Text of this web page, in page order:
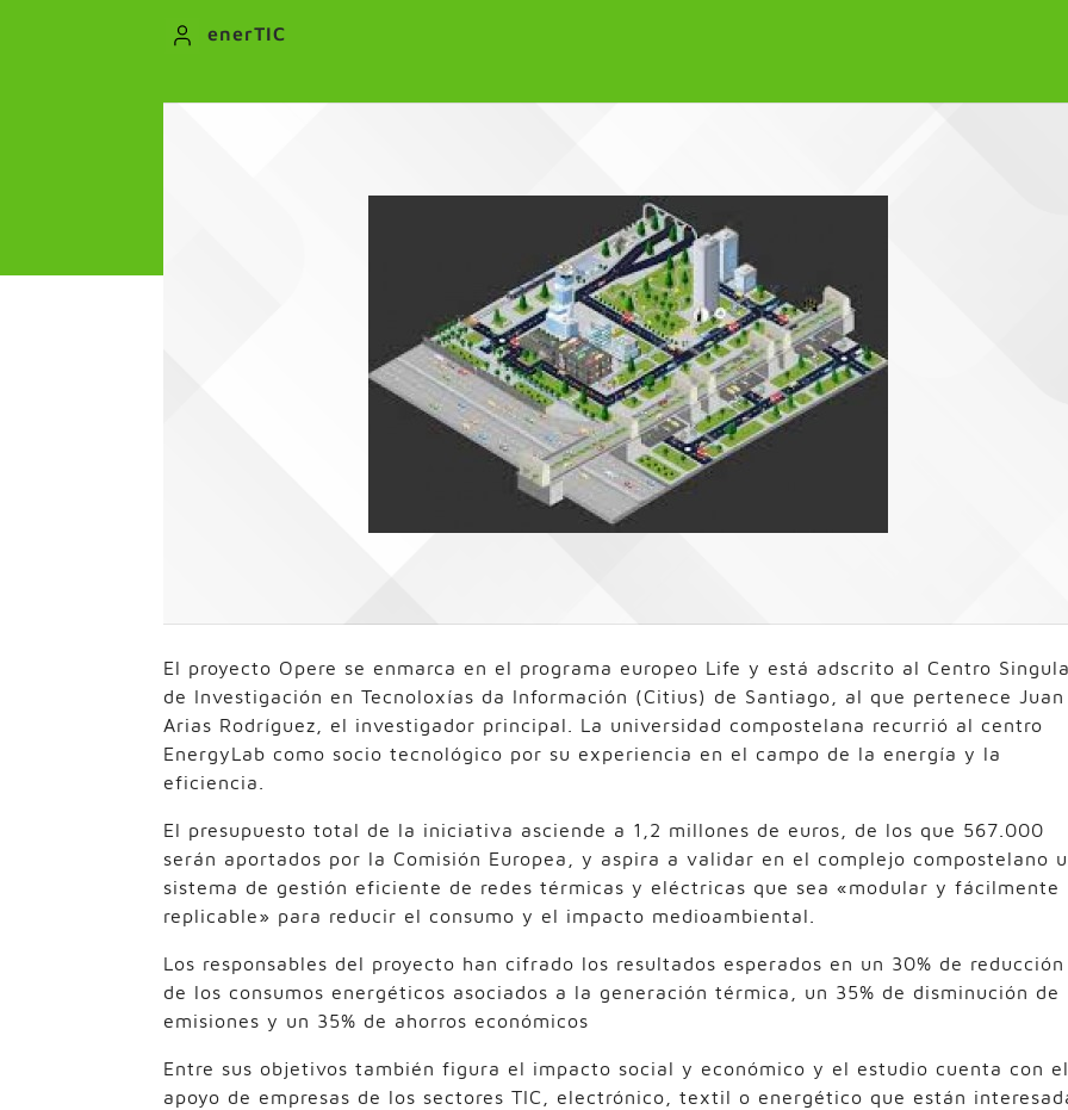
enerTIC
El proyecto Opere se enmarca en el programa europeo Life y está adscrito al Centro
de Investigación en Tecnoloxías da Información (Citius) de Santiago, al que pertenece Juan
Arias Rodríguez, el investigador principal. La universidad compostelana recurrió al centro
EnergyLab como socio tecnológico por su experiencia en el campo de la energía y la
eficiencia.
El presupuesto total de la iniciativa asciende a 1,2 millones de euros, de los que 567.000
serán aportados por la Comisión Europea, y aspira a validar en el complejo compostelano
sistema de gestión eficiente de redes térmicas y eléctricas que sea «modular y fácilmente
replicable» para reducir el consumo y el impacto medioambiental.
Los responsables del proyecto han cifrado los resultados esperados en un 30% de reducción
de los consumos energéticos asociados a la generación térmica, un 35% de disminución de
emisiones y un 35% de ahorros económicos
Entre sus objetivos también figura el impacto social y económico y el estudio cuenta con el
apoyo de empresas de los sectores TIC, electrónico, textil o energético que están